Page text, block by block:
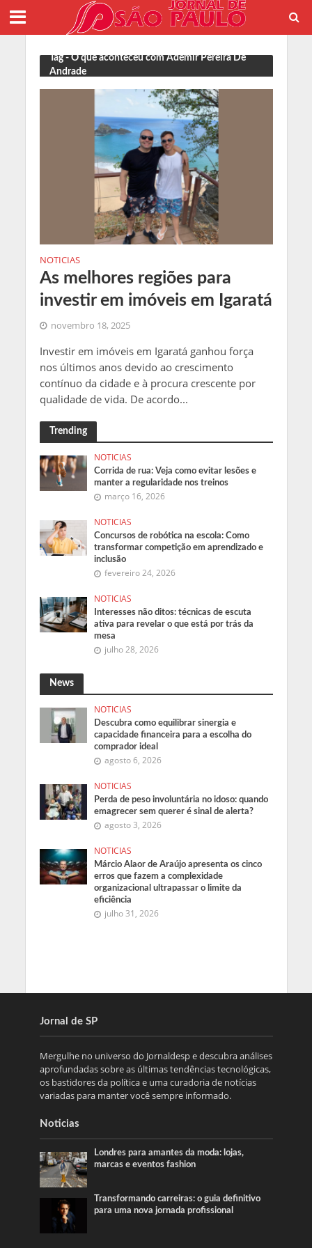
Tag - O que aconteceu com Ademir Pereira De
Andrade
NOTICIAS
As melhores regiões para
investir em imóveis em Igaratá
novembro 18, 2025
Investir em imóveis em Igaratá ganhou força
nos últimos anos devido ao crescimento
contínuo da cidade e à procura crescente por
qualidade de vida. De acordo...
Trending
NOTICIAS
Corrida de rua: Veja como evitar lesões e
manter a regularidade nos treinos
março 16, 2026
NOTICIAS
Concursos de robótica na escola: Como
transformar competição em aprendizado e
inclusão
fevereiro 24, 2026
NOTICIAS
Interesses não ditos: técnicas de escuta
ativa para revelar o que está por trás da
mesa
julho 28, 2026
News
NOTICIAS
Descubra como equilibrar sinergia e
capacidade financeira para a escolha do
comprador ideal
agosto 6, 2026
NOTICIAS
Perda de peso involuntária no idoso: quando
emagrecer sem querer é sinal de alerta?
agosto 3, 2026
NOTICIAS
Márcio Alaor de Araújo apresenta os cinco
erros que fazem a complexidade
organizacional ultrapassar o limite da
eficiência
julho 31, 2026
Jornal de SP
Mergulhe no universo do Jornaldesp e descubra análises
aprofundadas sobre as últimas tendências tecnológicas,
os bastidores da política e uma curadoria de notícias
variadas para manter você sempre informado.
Noticias
Londres para amantes da moda: lojas,
marcas e eventos fashion
Transformando carreiras: o guia definitivo
para uma nova jornada profissional